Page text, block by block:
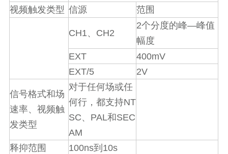
视频触发类型 信源 范围
CH1、 CH2
2个分度的峰—峰值
幅度
EXT
400mV
EXT/5
2V
信号格式和场
速率、视频触
发类型
对于任何场或任
何行，都支持NT
SC、 PAL和SEC
AM
释抑范围 100ns到 10s